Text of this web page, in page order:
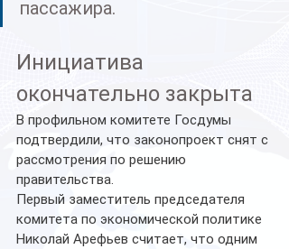
пассажира.
Инициатива
окончательно закрыта
В профильном комитете Госдумы
подтвердили, что законопроект снят с
рассмотрения по решению
правительства.
Первый заместитель председателя
комитета по экономической политике
Николай Арефьев считает, что одним